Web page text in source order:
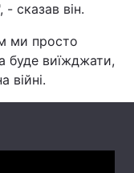
- сказав він.
ми просто
буде виїжджати,
війні.